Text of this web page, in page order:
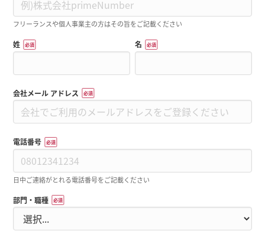
フリーランスや個人事業主の方はその旨をご記載ください
姓 名
会社メール アドレス
電話番号
日中ご連絡がとれる電話番号をご記載ください
部門・職種